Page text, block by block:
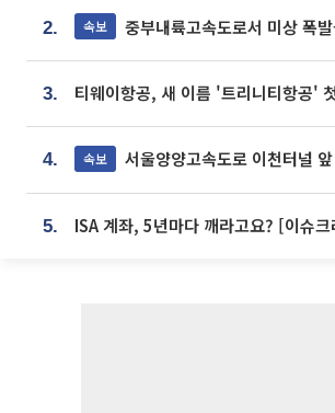
2. 속보 중부내륙고속도로서 미상 폭
3.
4. 속보 서울양양고속도로 이천터널
5. ISA 계좌, 5년마다 깨라고요? [이슈크